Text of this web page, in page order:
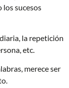
sucesos
la repetición
etc.
merece ser